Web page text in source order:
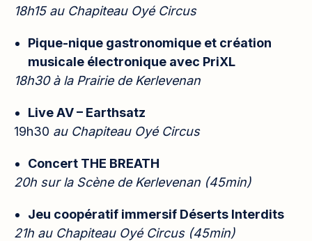
18h15 au Chapiteau Oyé Circus
Pique-nique gastronomique et création
musicale électronique avec PriXL
18h30 à la Prairie de Kerlevenan
Live AV – Earthsatz
19h30 au Chapiteau Oyé Circus
Concert THE BREATH
20h sur la Scène de Kerlevenan (45min)
Jeu coopératif immersif Déserts Interdits
21h au Chapiteau Oyé Circus (45min)